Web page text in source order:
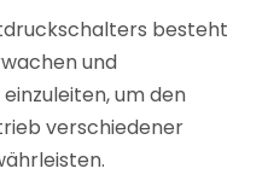
besteht
und
um den
verschiedener